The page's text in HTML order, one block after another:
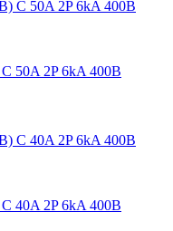
50A 2P 6kA 400В
40A 2P 6kA 400В